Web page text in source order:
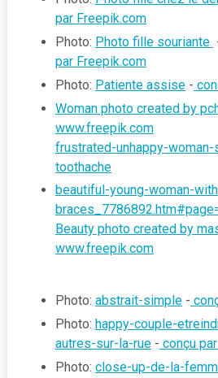
par Freepik.com
Photo: Photo fille souriante
par Freepik.com
Photo: Patiente assise-
Woman photo created by
www.freepik.com
frustrated-unhappy-
toothache
beautiful-young-woman-
Beauty photo created by
www.freepik.com
Photo: abstrait-simple-
Photo: happy-couple-
autres-sur-la-rue- conçu
Photo: close-up-de-la-